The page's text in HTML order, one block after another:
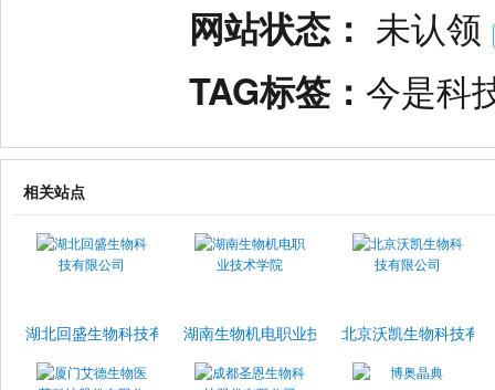
网站状态： 未认领
TAG标签： 今是科
相关站点
湖北回盛生物科技有限公司湖南生物机电职业技术学院北京沃凯生物科技有